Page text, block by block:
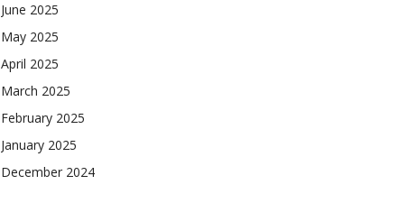
June 2025
May 2025
April 2025
March 2025
February 2025
January 2025
December 2024